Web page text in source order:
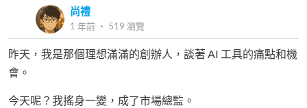
尚禮
1 年前 ‧ 519 瀏覽
昨天，我是那個理想滿滿的創辦人，談著 AI 工具的痛點和機
會。
今天呢？我搖身一變，成了市場總監。